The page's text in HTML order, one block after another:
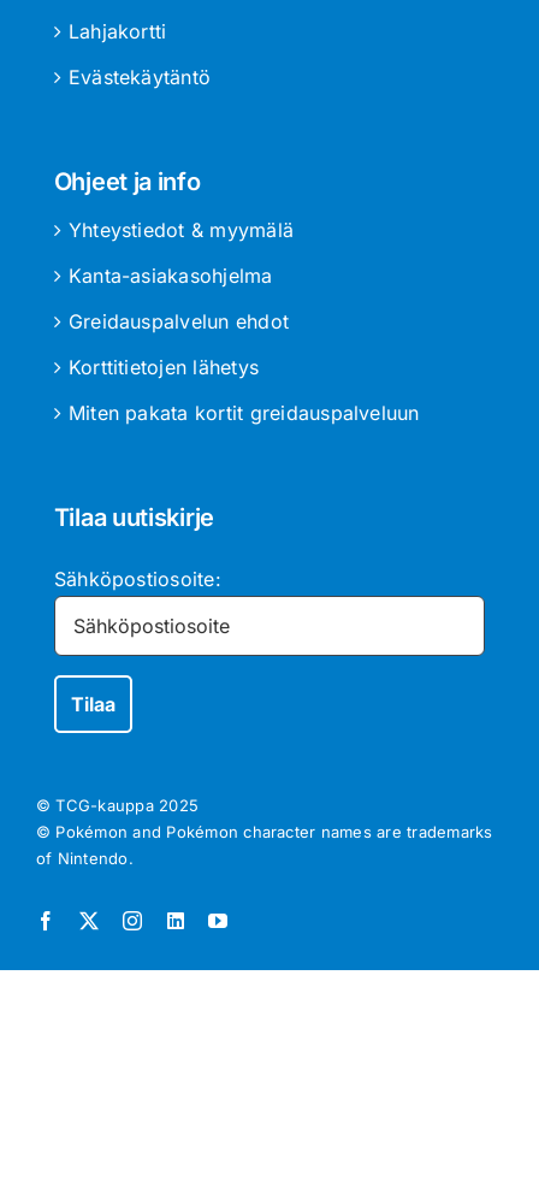
Lahjakortti
Evästekäytäntö
Ohjeet ja info
Yhteystiedot & myymälä
Kanta-asiakasohjelma
Greidauspalvelun ehdot
Korttitietojen lähetys
Miten pakata kortit greidauspalveluun
Tilaa uutiskirje
Sähköpostiosoite:
© TCG-kauppa 2025
© Pokémon and Pokémon character names are trademarks
of Nintendo.